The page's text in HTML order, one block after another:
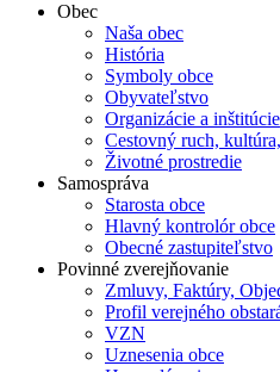
Obec
Naša obec
História
Symboly obce
Obyvateľstvo
Organizácie a inštitúcie
Cestovný ruch,
Životné prostredie
Samospráva
Starosta obce
Hlavný kontrolór obce
Obecné zastupiteľstvo
Povinné zverejňovanie
Zmluvy, Faktúry,
Profil verejného
VZN
Uznesenia obce